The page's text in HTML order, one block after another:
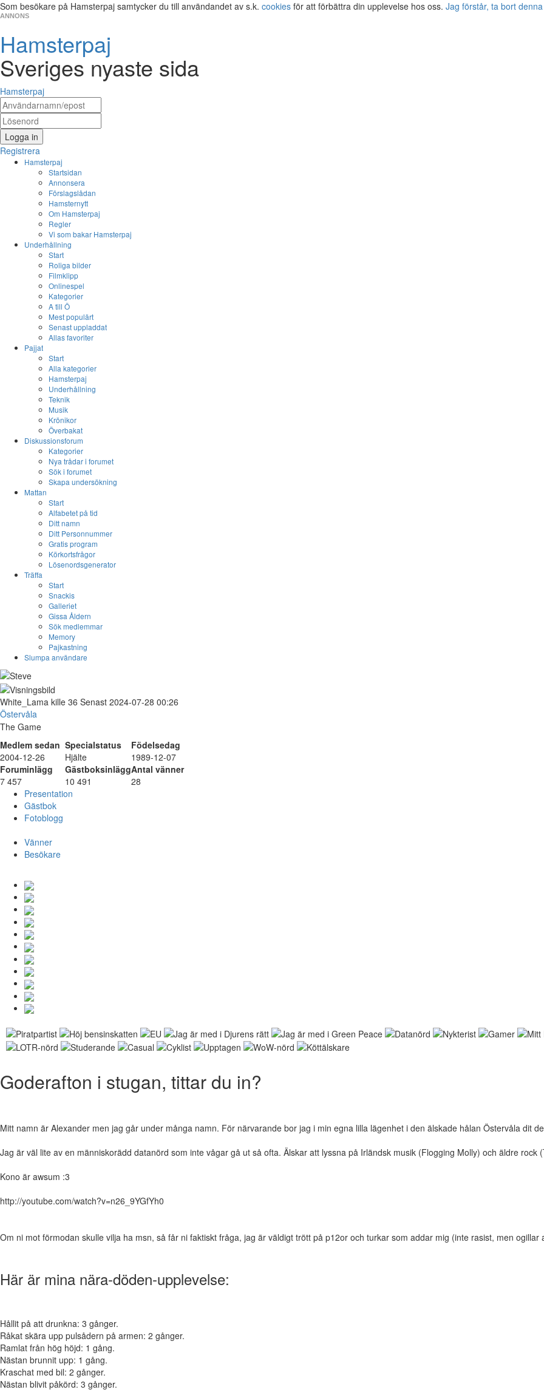
Som besökare på Hamsterpaj samtycker du till användandet av s.k. cookies för att förbättra din upplevelse hos oss. Jag förstår, ta bort
ANNONS
Hamsterpaj
Sveriges nyaste sida
Hamsterpaj
Logga in
Registrera
Hamsterpaj
Startsidan
Annonsera
Förslagslådan
Hamsternytt
Om Hamsterpaj
Regler
Vi som bakar Hamsterpaj
Underhållning
Start
Roliga bilder
Filmklipp
Onlinespel
Kategorier
A till Ö
Mest populärt
Senast uppladdat
Allas favoriter
Pajjat
Start
Alla kategorier
Hamsterpaj
Underhållning
Teknik
Musik
Krönikor
Överbakat
Diskussionsforum
Kategorier
Nya trådar i forumet
Sök i forumet
Skapa undersökning
Mattan
Start
Alfabetet på tid
Ditt namn
Ditt Personnummer
Gratis program
Körkortsfrågor
Lösenordsgenerator
Träffa
Start
Snackis
Galleriet
Gissa Åldern
Sök medlemmar
Memory
Pajkastning
Slumpa användare
White_Lama kille 36 Senast 2024-07-28 00:26
Östervåla
The Game
Medlem sedan Specialstatus
Födelsedag
2004-12-26
Hjälte
1989-12-07
Foruminlägg
GästboksinläggAntal vänner
7 457
10 491
28
Presentation
Gästbok
Fotoblogg
Vänner
Besökare
Goderafton i stugan, tittar du in?
Mitt namn är Alexander men jag går under många namn. För närvarande bor jag i min egna lilla lägenhet i den älskade hålan Östervåla dit
Jag är väl lite av en människorädd datanörd som inte vågar gå ut så ofta. Älskar att lyssna på Irländsk musik (Flogging Molly) och äldre rock
Kono är awsum :3
http://youtube.com/watch?v=n26_9YGfYh0
Om ni mot förmodan skulle vilja ha msn, så får ni faktiskt fråga, jag är väldigt trött på p12or och turkar som addar mig (inte rasist, men
Här är mina nära-döden-upplevelse:
Hållit på att drunkna: 3 gånger.
Råkat skära upp pulsådern på armen: 2 gånger.
Ramlat från hög höjd: 1 gång.
Nästan brunnit upp: 1 gång.
Kraschat med bil: 2 gånger.
Nästan blivit påkörd: 3 gånger.